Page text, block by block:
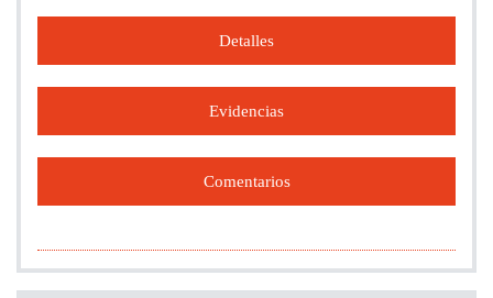
Detalles
Evidencias
Comentarios